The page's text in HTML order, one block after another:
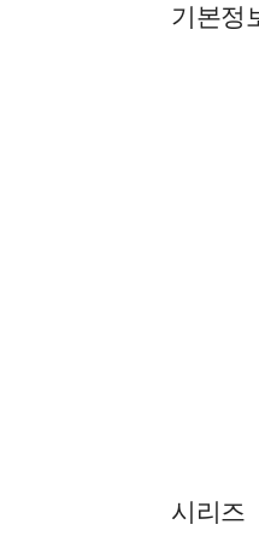
기본정
시리즈